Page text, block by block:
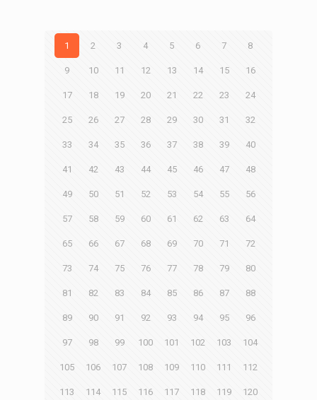
1 2 3 4 5 6 7 8
9 10 11 12 13 14 15 16
17 18 19 20 21 22 23 24
25 26 27 28 29 30 31 32
33 34 35 36 37 38 39 40
41 42 43 44 45 46 47 48
49 50 51 52 53 54 55 56
57 58 59 60 61 62 63 64
65 66 67 68 69 70 71 72
73 74 75 76 77 78 79 80
81 82 83 84 85 86 87 88
89 90 91 92 93 94 95 96
97 98 99 100 101 102 103 104
105 106 107 108 109 110 111 112
113 114 115 116 117 118 119 120